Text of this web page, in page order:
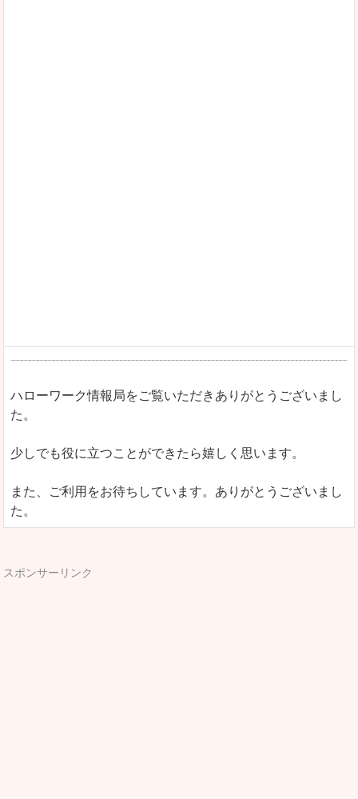
ハローワーク情報局をご覧いただきありがとうございまし
た。
少しでも役に立つことができたら嬉しく思います。
また、ご利用をお待ちしています。ありがとうございまし
た。
スポンサーリンク